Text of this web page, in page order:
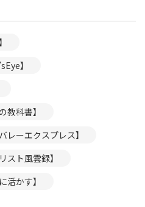
】
教科書】
レーエクスプレス】
スト風雲録】
活かす】